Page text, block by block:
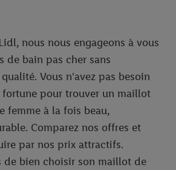
nous nous engageons à vous
de bain pas cher sans
Vous n'avez pas besoin
fortune pour trouver un maillot
femme à la fois beau,
Comparez nos offres et
par nos prix attractifs.
de bien choisir son maillot de
les publicités liées au reciblage,
(par exemple en plaçant le produit dans
mais sans procéder à l’achat) peuvent
sur plusieurs apppareils et plusieurs
terminaux ou plusieurs services de
attribués en utilisant votre adresse e-
d’autres identifiants/identifiants
vous pouvez autoriser des finalités
de plus amples informations sur le